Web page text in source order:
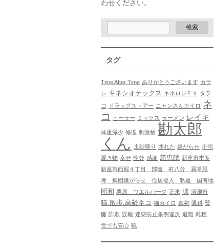
わせください。
タグ
Time After Time ありがとうございます カラ
シ キネシオテックス キネロジＥＸ
タラ
コ
ドラッグストアー ニャンさんカイロ ネ
コ
ヒーラー ミックス ラーメン レイキ
体重減少 修理 刺激物 勘太郎
くん
土砂降り 壊れた 嫌がらせ 小雨
履き物 幸せ 性分 感謝 慈恵院 新座市本多
新座市西堀４丁目 部落 村八分 異常思
考 集団嫌がらせ 住居侵入 私道 国有地
昭和 栗原 ウエルパーク 正来 涙 清瀬市
猫.散歩.高齢ネコ 猫カイロ 真剣 眼科 腎
臓 詐欺 誤報 迷惑防止条例違反 避難 雑種
雪でも安心 靴